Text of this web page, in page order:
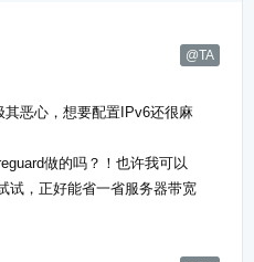
@TA
其恶心，想要配置IPv6还很麻
做的吗？！也许我可以
试，正好能省一省服务器带宽